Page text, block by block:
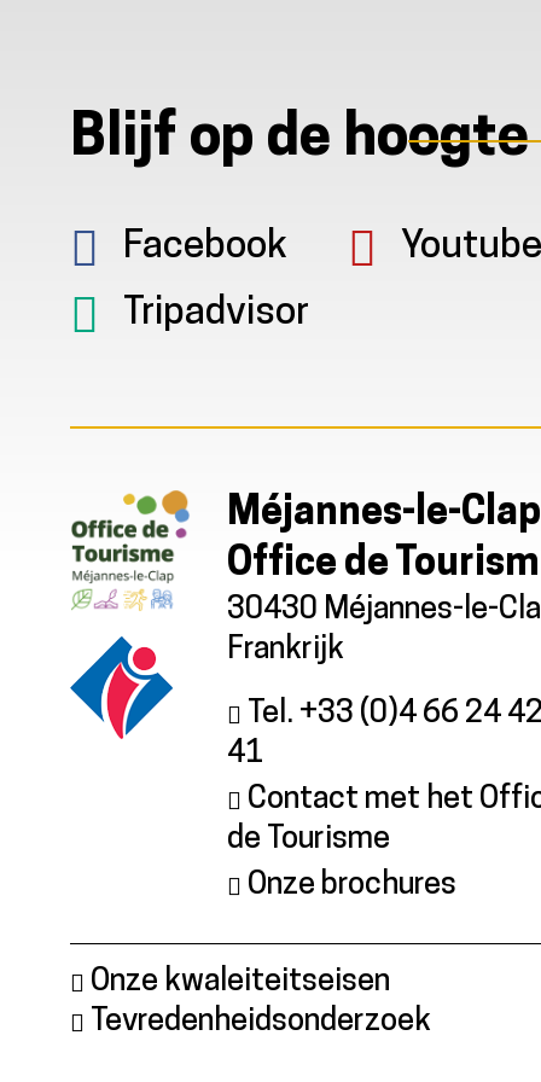
Blijf op de hoogte
Facebook
Youtube
Tripadvisor
Méjannes-le-Clap
Office de
30430 Méjannes-le-
Frankrijk
Tel. +33 (0)4 66 24
41
Contact met het
de Tourisme
Onze brochures
Onze kwaleiteitseisen
Tevredenheidsonderzoek